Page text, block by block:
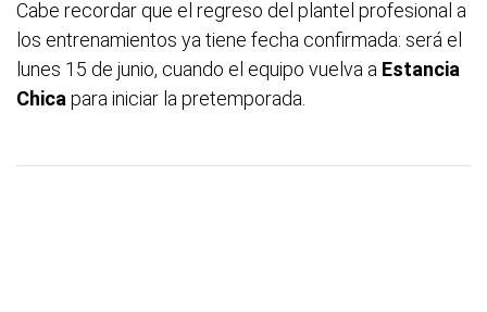
Cabe recordar que el regreso del plantel profesional a
los entrenamientos ya tiene fecha confirmada: será el
lunes 15 de junio, cuando el equipo vuelva a Estancia
Chica para iniciar la pretemporada.